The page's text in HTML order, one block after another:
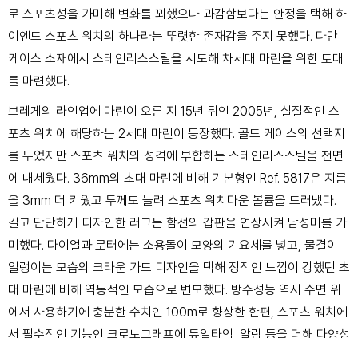
로 스포츠성을 가미해 변화를 꾀했으나 과감함보다는 안정을 택해 하
이엔드 스포츠 워치의 하나라는 뚜렷한 존재감을 주지 못했다. 다만
케이스 소재에서 스테인리스스틸을 시도해 차세대 마린을 위한 토대
를 마련했다.
브레게의 라인업에 마린이 오른 지 15년 뒤인 2005년, 실질적인 스
포츠 워치에 해당하는 2세대 마린이 등장했다. 골드 케이스의 선택지
를 두었지만 스포츠 워치의 성격에 부합하는 스테인리스스틸을 전면
에 내세웠다. 36mm의 초대 마린에 비해 기본형인 Ref. 5817은 지름
을 3mm 더 키웠고 두께도 늘려 스포츠 워치다운 볼륨을 드러냈다.
길고 단단하게 디자인한 러그는 함선의 갑판을 연상시켜 남성미를 가
미했다. 다이얼과 로터에는 소용돌이 모양의 기요세를 넣고, 물결이
일렁이는 모습의 크라운 가드 디자인을 택해 정적인 느낌이 강했던 초
대 마린에 비해 역동적인 모습으로 변모했다. 방수성능 역시 수면 위
에서 사용하기에 충분한 수치인 100m로 향상한 한편, 스포츠 워치에
서 필수적인 기능인 크로노그래프에 듀얼타임, 알람 등을 더해 다양성